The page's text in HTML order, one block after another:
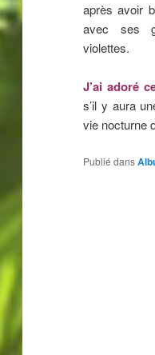
après avoir
avec ses
violettes.
J’ai adoré
s’il y aura
vie nocturne
Publié dans